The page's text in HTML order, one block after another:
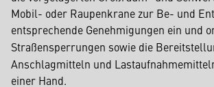
Mobil- oder Raupenkrane zur Be- und
entsprechende Genehmigungen ein und
Straßensperrungen sowie die
Anschlagmitteln und
einer Hand.